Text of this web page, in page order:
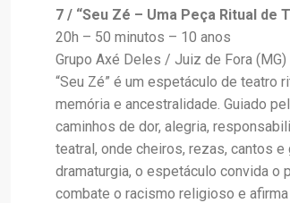
7 / “Seu Zé – Uma Peça Ritual de
20h – 50 minutos – 10 anos
Grupo Axé Deles / Juiz de Fora (MG)
“Seu Zé” é um espetáculo de teatro
memória e ancestralidade. Guiado
caminhos de dor, alegria,
teatral, onde cheiros, rezas, cantos
dramaturgia, o espetáculo convida o
combate o racismo religioso e